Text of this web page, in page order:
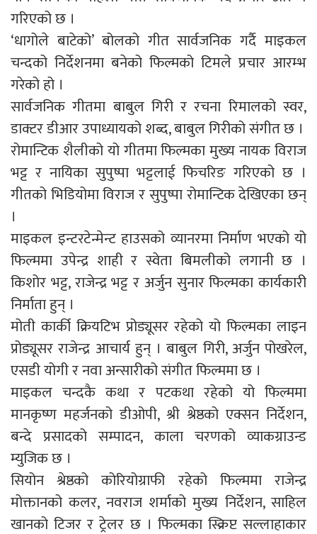
गरिएको छ ।
‘धागोले बाटेको’ बोलको गीत सार्वजनिक गर्दै माइकल
चन्दको निर्देशनमा बनेको फिल्मको टिमले प्रचार आरम्भ
गरेको हो ।
सार्वजनिक गीतमा बाबुल गिरी र रचना रिमालको स्वर,
डाक्टर डीआर उपाध्यायको शब्द, बाबुल गिरीको संगीत छ ।
रोमान्टिक शैलीको यो गीतमा फिल्मका मुख्य नायक विराज
भट्ट र नायिका सुपुष्पा भट्टलाई फिचरिङ गरिएको छ ।
गीतको भिडियोमा विराज र सुपुष्पा रोमान्टिक देखिएका छन्
।
माइकल इन्टरटेन्मेन्ट हाउसको व्यानरमा निर्माण भएको यो
फिल्ममा उपेन्द्र शाही र स्वेता बिमलीको लगानी छ ।
किशोर भट्ट, राजेन्द्र भट्ट र अर्जुन सुनार फिल्मका कार्यकारी
निर्माता हुन् ।
मोती कार्की क्रियटिभ प्रोड्यूसर रहेको यो फिल्मका लाइन
प्रोड्यूसर राजेन्द्र आचार्य हुन् । बाबुल गिरी, अर्जुन पोखरेल,
एसडी योगी र नवा अन्सारीको संगीत फिल्ममा छ ।
माइकल चन्दकै कथा र पटकथा रहेको यो फिल्ममा
मानकृष्ण महर्जनको डीओपी, श्री श्रेष्ठको एक्सन निर्देशन,
बन्दे प्रसादको सम्पादन, काला चरणको व्याकग्राउन्ड
म्युजिक छ ।
सियोन श्रेष्ठको कोरियोग्राफी रहेको फिल्ममा राजेन्द्र
मोक्तानको कलर, नवराज शर्माको मुख्य निर्देशन, साहिल
खानको टिजर र ट्रेलर छ । फिल्मका स्क्रिप्ट सल्लाहाकार